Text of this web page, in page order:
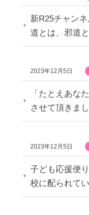
新R25チャン
道とは、邪道
2023年12月5日
「たとえあな
させて頂きまし
2023年12月5日
子ども応援便
校に配られて